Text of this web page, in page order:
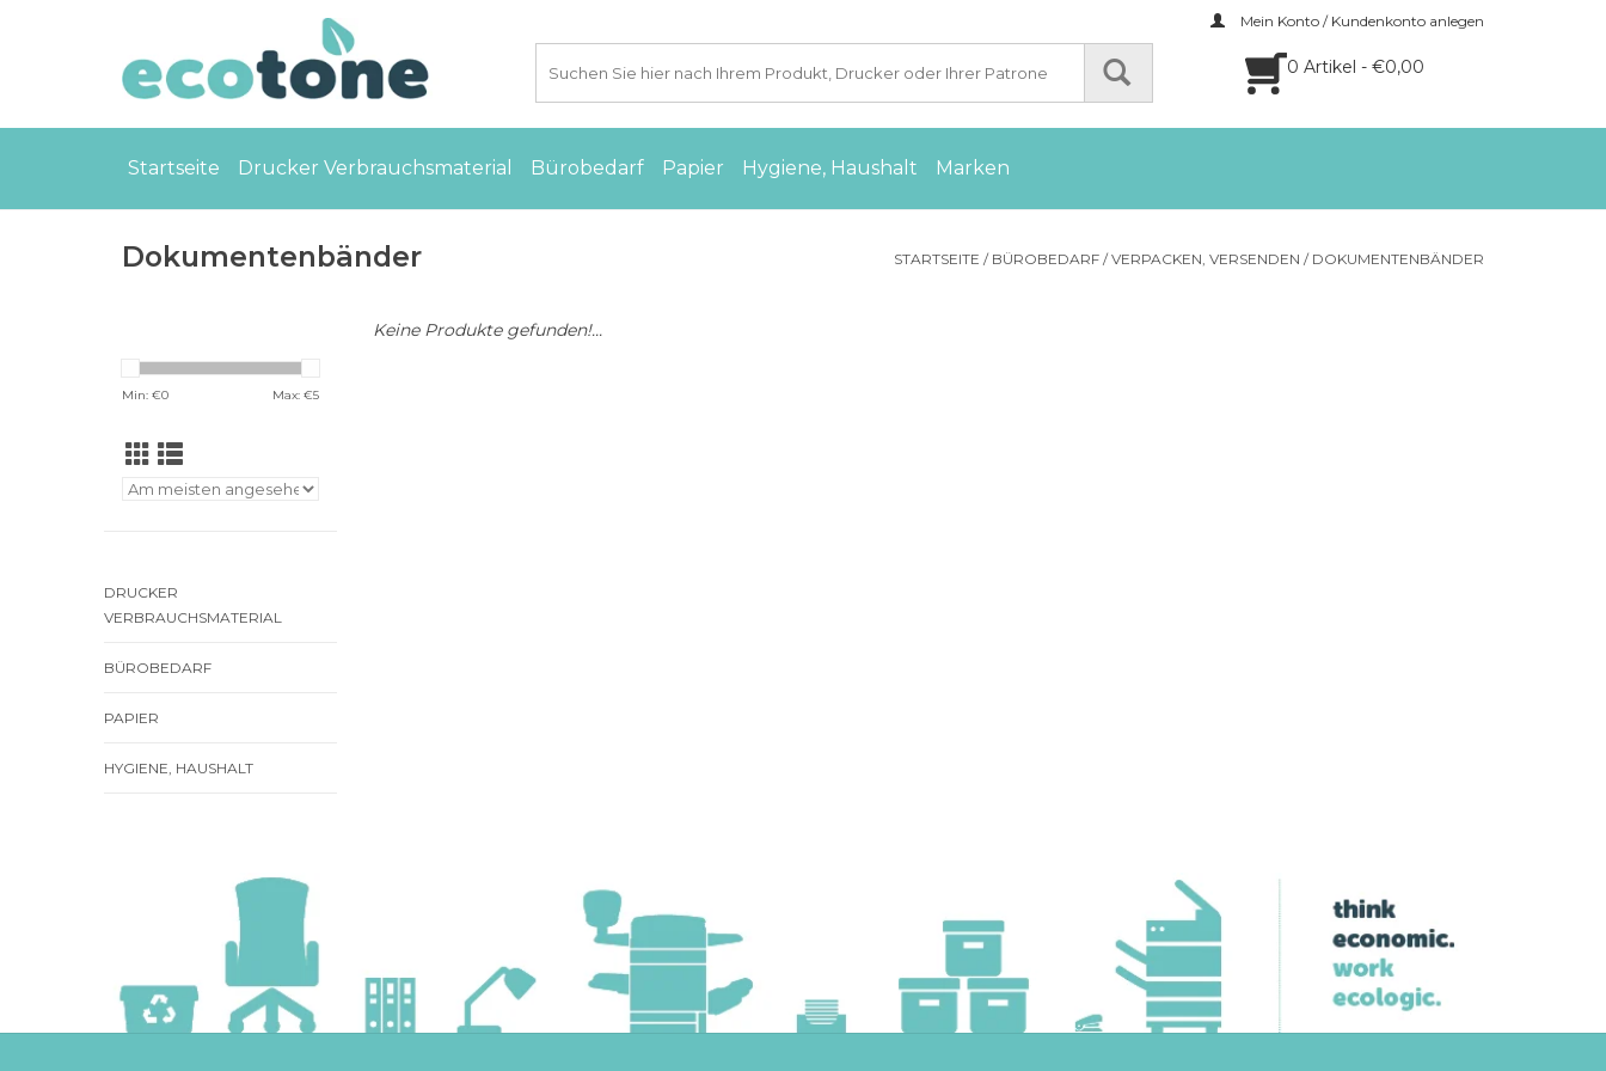
Mein Konto / Kundenkonto anlegen
0 Artikel - €0,00
Startseite Drucker Verbrauchsmaterial Bürobedarf Papier Hygiene, Haushalt Marken
Dokumentenbänder STARTSEITE / BÜROBEDARF /VERPACKEN, VERSENDEN / DOKUMENTENBÄNDER
Min: €0 Max: €5
DRUCKER
VERBRAUCHSMATERIAL
BÜROBEDARF
PAPIER
HYGIENE, HAUSHALT
Keine Produkte gefunden!...